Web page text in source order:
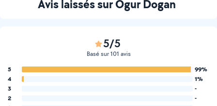
Avis laissés sur Ogur Dogan
5/5
Basé sur 101 avis
5
99%
4
1%
3
-
2
-